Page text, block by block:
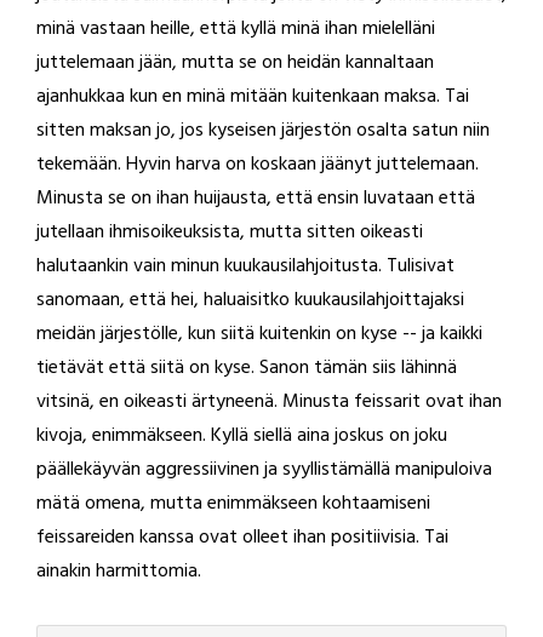
minä vastaan heille, että kyllä minä ihan mielelläni
juttelemaan jään, mutta se on heidän kannaltaan
ajanhukkaa kun en minä mitään kuitenkaan maksa. Tai
sitten maksan jo, jos kyseisen järjestön osalta satun niin
tekemään. Hyvin harva on koskaan jäänyt juttelemaan.
Minusta se on ihan huijausta, että ensin luvataan että
jutellaan ihmisoikeuksista, mutta sitten oikeasti
halutaankin vain minun kuukausilahjoitusta. Tulisivat
sanomaan, että hei, haluaisitko kuukausilahjoittajaksi
meidän järjestölle, kun siitä kuitenkin on kyse -- ja kaikki
tietävät että siitä on kyse. Sanon tämän siis lähinnä
vitsinä, en oikeasti ärtyneenä. Minusta feissarit ovat ihan
kivoja, enimmäkseen. Kyllä siellä aina joskus on joku
päällekäyvän aggressiivinen ja syyllistämällä manipuloiva
mätä omena, mutta enimmäkseen kohtaamiseni
feissareiden kanssa ovat olleet ihan positiivisia. Tai
ainakin harmittomia.